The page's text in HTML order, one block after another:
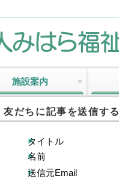
施設案内
友だちに記事を送信す
タイトル
名前
送信元Email